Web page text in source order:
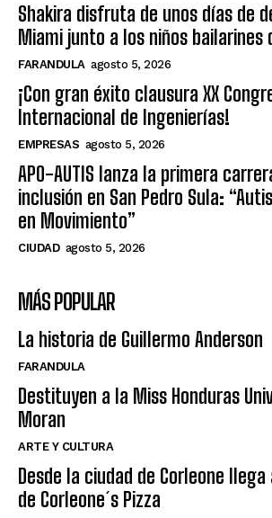
Shakira disfruta de unos días de
Miami junto a los niños bailarines
FARANDULA agosto 5, 2026
¡Con gran éxito clausura XX
Internacional de Ingenierías!
EMPRESAS agosto 5, 2026
APO-AUTIS lanza la primera
inclusión en San Pedro Sula:
en Movimiento”
CIUDAD agosto 5, 2026
MÁS POPULAR
La historia de Guillermo Anderson
FARANDULA
Destituyen a la Miss Honduras
Moran
ARTE Y CULTURA
Desde la ciudad de Corleone llega
de Corleone´s Pizza